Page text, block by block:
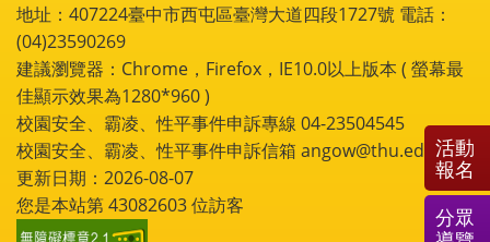
地址：407224臺中市西屯區臺灣大道四段1727號 電話：
(04)23590269
建議瀏覽器：Chrome，Firefox，IE10.0以上版本 ( 螢幕最
佳顯示效果為1280*960 )
校園安全、霸凌、性平事件申訴專線 04-23504545
校園安全、霸凌、性平事件申訴信箱 angow@thu.edu.tw
更新日期：2026-08-07
您是本站第43082603位訪客
活動
報名
分眾